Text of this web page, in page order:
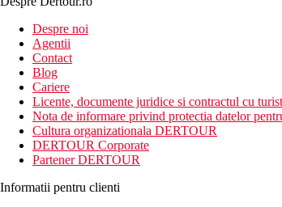
Despre noi
Agentii
Contact
Blog
Cariere
Licente, documente juridice si contractul cu
Nota de informare privind protectia datelor
Cultura organizationala DERTOUR
DERTOUR Corporate
Partener DERTOUR
Informatii pentru clienti